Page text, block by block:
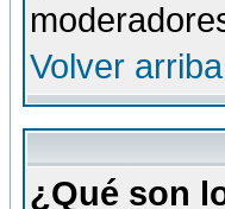
Volver arriba
¿Qué son